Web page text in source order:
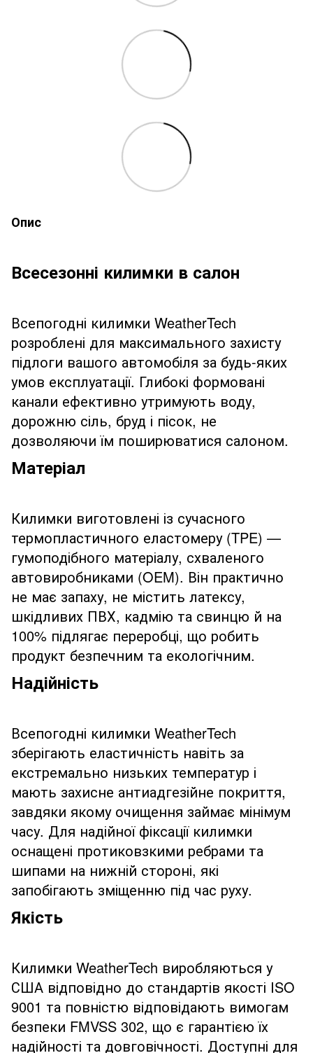
Опис
Всесезонні килимки в салон
Всепогодні килимки WeatherTech
розроблені для максимального захисту
підлоги вашого автомобіля за будь-яких
умов експлуатації. Глибокі формовані
канали ефективно утримують воду,
дорожню сіль, бруд і пісок, не
дозволяючи їм поширюватися салоном.
Матеріал
Килимки виготовлені із сучасного
термопластичного еластомеру (TPE) —
гумоподібного матеріалу, схваленого
автовиробниками (OEM). Він практично
не має запаху, не містить латексу,
шкідливих ПВХ, кадмію та свинцю й на
100% підлягає переробці, що робить
продукт безпечним та екологічним.
Надійність
Всепогодні килимки WeatherTech
зберігають еластичність навіть за
екстремально низьких температур і
мають захисне антиадгезійне покриття,
завдяки якому очищення займає мінімум
часу. Для надійної фіксації килимки
оснащені протиковзкими ребрами та
шипами на нижній стороні, які
запобігають зміщенню під час руху.
Якість
Килимки WeatherTech виробляються у
США відповідно до стандартів якості ISO
9001 та повністю відповідають вимогам
безпеки FMVSS 302, що є гарантією їх
надійності та довговічності. Доступні для